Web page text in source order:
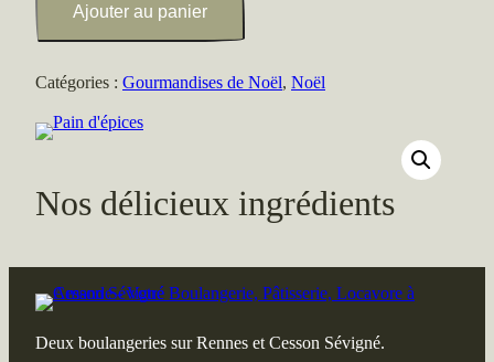
Pain
Ajouter au panier
Catégories : Gourmandises de Noël, Noël
Nos délicieux ingrédients
Deux boulangeries sur Rennes et Cesson Sévigné.